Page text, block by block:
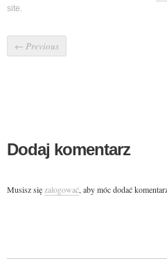
site.
← Previous
Dodaj komentarz
Musisz sięzalogować, aby móc dodać